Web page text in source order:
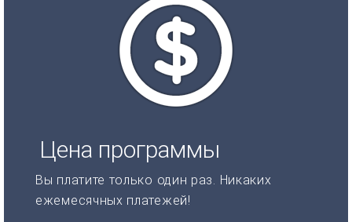
Цена программы
Вы платите только один раз. Никаких
ежемесячных платежей!